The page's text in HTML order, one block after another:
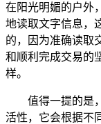
在阳光明媚的户外
地读取文字信息，
的，因为准确读取
和顺利完成交易的
样。
值得一提的是
活性，它会根据不